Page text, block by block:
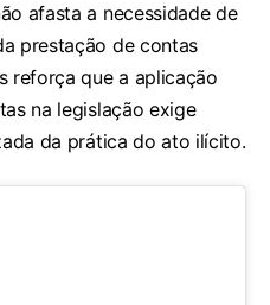
afasta a necessidade de
prestação de contas
reforça que a aplicação
na legislação exige
da prática do ato ilícito.